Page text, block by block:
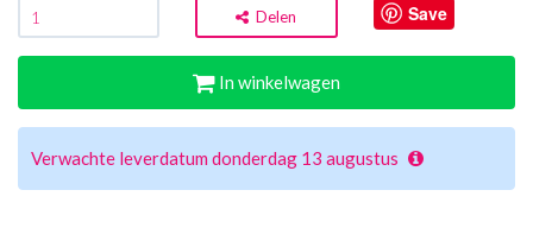
Delen Save
In winkelwagen
Verwachte leverdatum donderdag 13 augustus